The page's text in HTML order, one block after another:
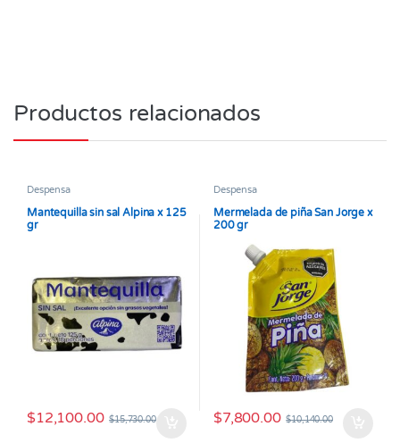
Productos relacionados
Despensa
Mantequilla sin sal Alpina x 125
gr
$12,100.00 $15,730.00
Despensa
Mermelada de piña San Jorge x
200 gr
$7,800.00 $10,140.00